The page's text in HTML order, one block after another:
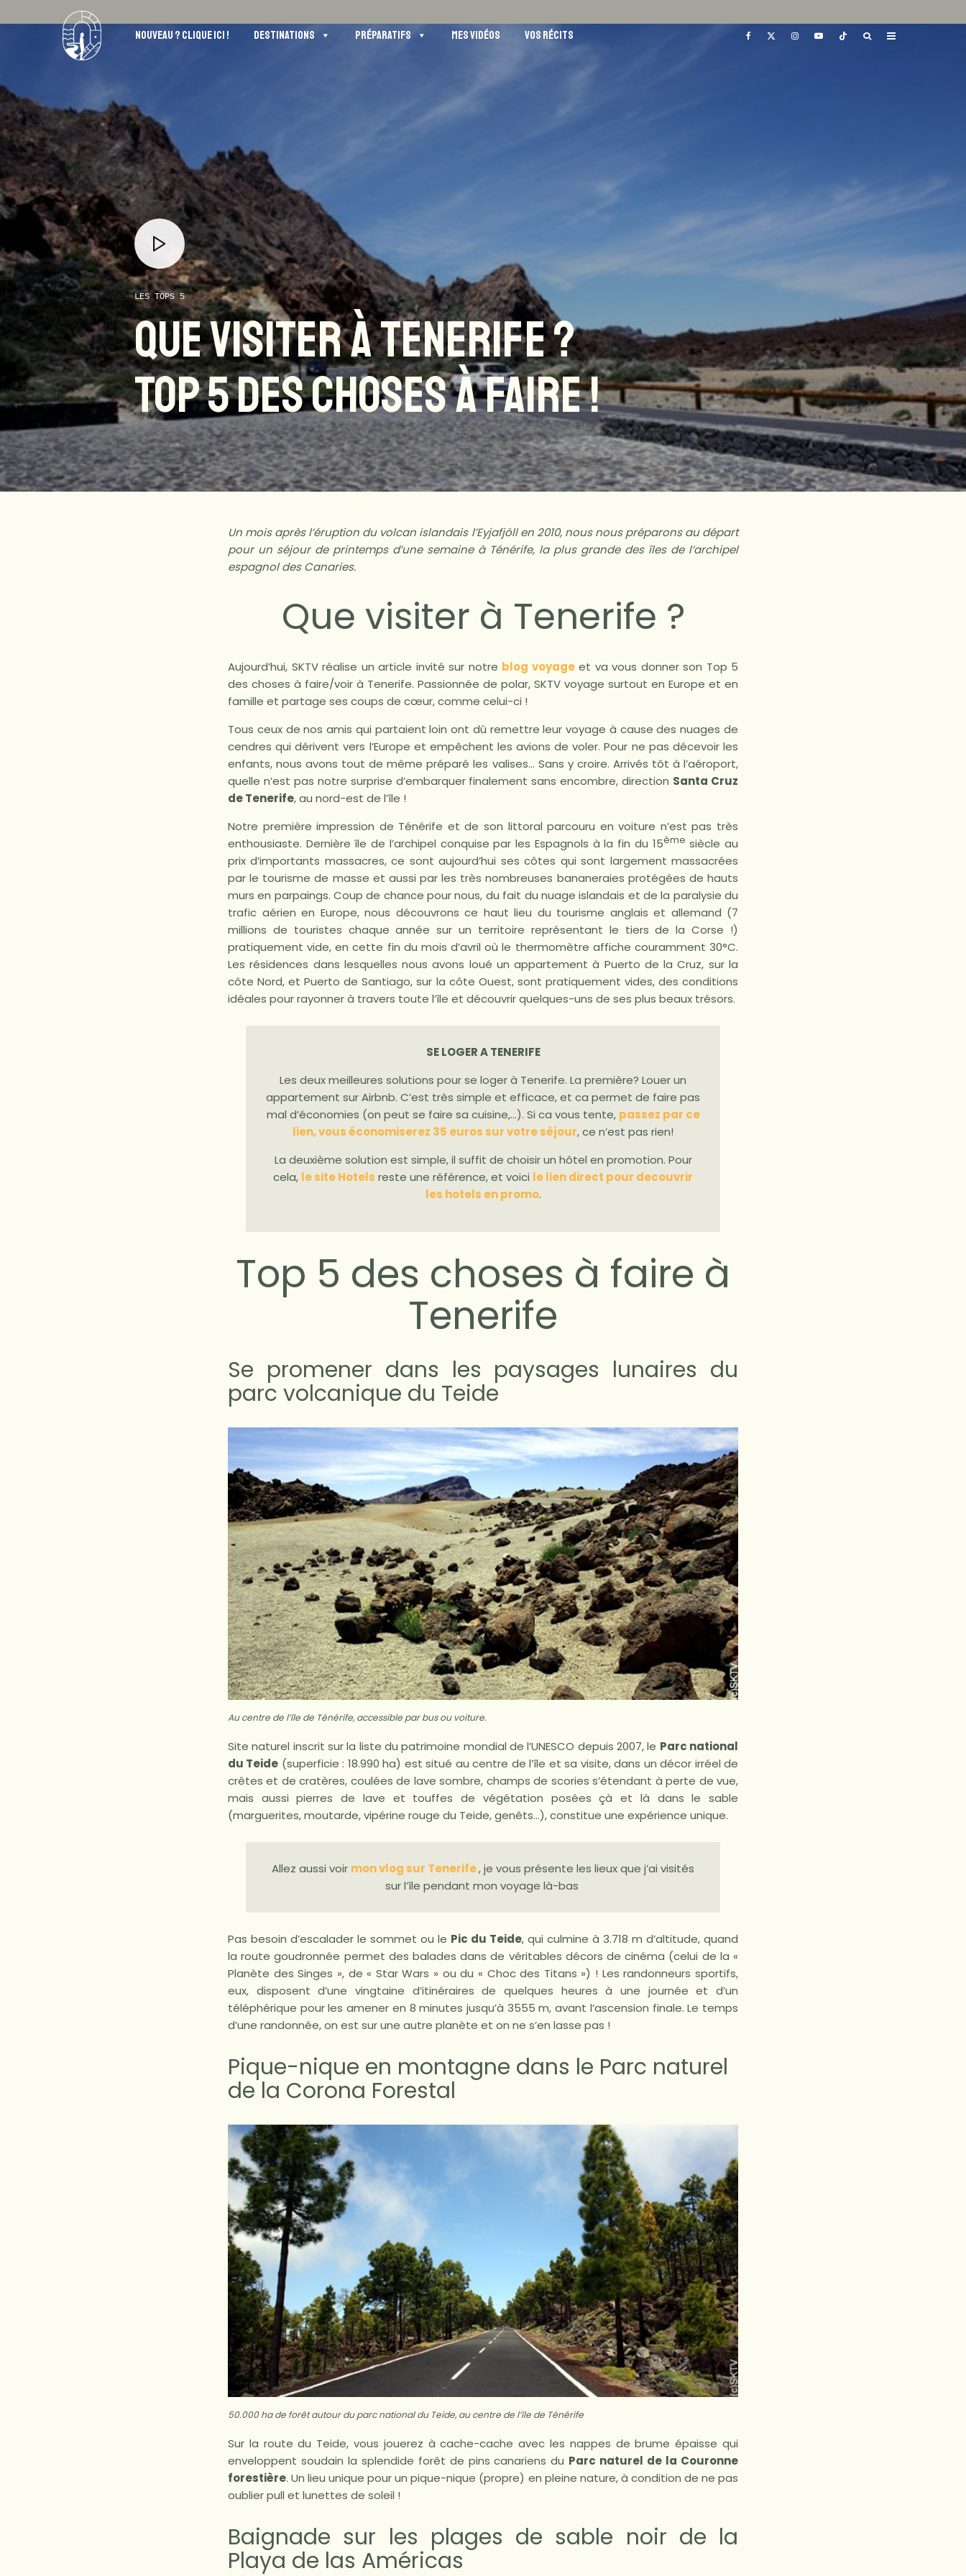
NOUVEAU ? CLIQUE ICI ! DESTINATIONS PRÉPARATIFS MES VIDÉOS VOS RÉCITS
LES TOPS 5
QUE VISITER À TENERIFE ?
TOP 5 DES CHOSES À FAIRE !
Un mois après l’éruption du volcan islandais l’Eyjafjöll en 2010, nous nous préparons au départ
pour un séjour de printemps d’une semaine à Ténérife, la plus grande des îles de l’archipel
espagnol des Canaries.
Que visiter à Tenerife ?
Aujourd’hui, SKTV réalise un article invité sur notre blog voyageet va vous donner son Top 5
des choses à faire/voir à Tenerife. Passionnée de polar, SKTV voyage surtout en Europe et en
famille et partage ses coups de cœur, comme celui-ci !
Tous ceux de nos amis qui partaient loin ont dû remettre leur voyage à cause des nuages de
cendres qui dérivent vers l’Europe et empêchent les avions de voler. Pour ne pas décevoir les
enfants, nous avons tout de même préparé les valises… Sans y croire. Arrivés tôt à l’aéroport,
quelle n’est pas notre surprise d’embarquer finalement sans encombre, direction Santa Cruz
de Tenerife, au nord-est de l’île !
Notre première impression de Ténérife et de son littoral parcouru en voiture n’est pas très
enthousiaste. Dernière île de l’archipel conquise par les Espagnols à la fin du 15ème siècle au
prix d’importants massacres, ce sont aujourd’hui ses côtes qui sont largement massacrées
par le tourisme de masse et aussi par les très nombreuses bananeraies protégées de hauts
murs en parpaings. Coup de chance pour nous, du fait du nuage islandais et de la paralysie du
trafic aérien en Europe, nous découvrons ce haut lieu du tourisme anglais et allemand (7
millions de touristes chaque année sur un territoire représentant le tiers de la Corse !)
pratiquement vide, en cette fin du mois d’avril où le thermomètre affiche couramment 30°C.
Les résidences dans lesquelles nous avons loué un appartement à Puerto de la Cruz, sur la
côte Nord, et Puerto de Santiago, sur la côte Ouest, sont pratiquement vides, des conditions
idéales pour rayonner à travers toute l’île et découvrir quelques-uns de ses plus beaux trésors.
SE LOGER A TENERIFE
Les deux meilleures solutions pour se loger à Tenerife. La première? Louer un
appartement sur Airbnb. C’est très simple et efficace, et ca permet de faire pas
mal d’économies (on peut se faire sa cuisine,…). Si ca vous tente, passez par ce
lien, vous économiserez 35 euros sur votre séjour, ce n’est pas rien!
La deuxième solution est simple, il suffit de choisir un hôtel en promotion. Pour
cela, le site Hotels reste une référence, et voici le lien direct pour decouvrir
les hotels en promo.
Top 5 des choses à faire à
Tenerife
Se promener dans les paysages lunaires du
parc volcanique du Teide
Au centre de l’île de Ténérife, accessible par bus ou voiture.
Site naturel inscrit sur la liste du patrimoine mondial de l’UNESCO depuis 2007, le Parc national
du Teide (superficie : 18.990 ha) est situé au centre de l’île et sa visite, dans un décor irréel de
crêtes et de cratères, coulées de lave sombre, champs de scories s’étendant à perte de vue,
mais aussi pierres de lave et touffes de végétation posées çà et là dans le sable
(marguerites, moutarde, vipérine rouge du Teide, genêts…), constitue une expérience unique.
Allez aussi voir mon vlog sur Tenerife, je vous présente les lieux que j’ai visités
sur l’île pendant mon voyage là-bas
Pas besoin d’escalader le sommet ou le Pic du Teide, qui culmine à 3.718 m d’altitude, quand
la route goudronnée permet des balades dans de véritables décors de cinéma (celui de la «
Planète des Singes », de « Star Wars » ou du « Choc des Titans ») ! Les randonneurs sportifs,
eux, disposent d’une vingtaine d’itinéraires de quelques heures à une journée et d’un
téléphérique pour les amener en 8 minutes jusqu’à 3555 m, avant l’ascension finale. Le temps
d’une randonnée, on est sur une autre planète et on ne s’en lasse pas !
Pique-nique en montagne dans le Parc naturel
de la Corona Forestal
50.000 ha de forêt autour du parc national du Teide, au centre de l’île de Ténérife
Sur la route du Teide, vous jouerez à cache-cache avec les nappes de brume épaisse qui
enveloppent soudain la splendide forêt de pins canariens du Parc naturel de la Couronne
forestière. Un lieu unique pour un pique-nique (propre) en pleine nature, à condition de ne pas
oublier pull et lunettes de soleil !
Baignade sur les plages de sable noir de la
Playa de las Américas